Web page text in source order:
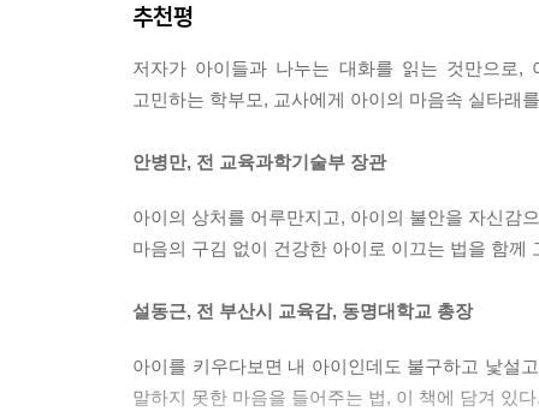
어른들 중에는 자존심을 중요시해 목숨보다 더
우가 많다. 아직 인격이 완전하게 형성되지 않은
혜나는 자신의 치부를 아무렇지 않게 친구들 앞
하고 날카로운 시기의 아이들에게 자존심은 한번
년간 특수교사와 심리상담가 등으로 일해온 저
상담실에서 만난 아픈 십대와 부모 이야기
아무도 자기 마음을 몰라준다는 생각에 자해를
있는 아이들이 아니었다. 우리 주변 어디서나 흔
책은 저자가 이 아이들을 상담하며 그들이 숨을
상담실에서 나누는 대화는 그 자체로, 어떻게 아
추천평
저자가 아이들과 나누는 대화를 읽는 것만으로
고민하는 학부모, 교사에게 아이의 마음속 실타래
안병만, 전 교육과학기술부 장관
아이의 상처를 어루만지고, 아이의 불안을 자신감
마음의 구김 없이 건강한 아이로 이끄는 법을 함께
설동근, 전 부산시 교육감, 동명대학교 총장
아이를 키우다보면 내 아이인데도 불구하고 낯설
말하지 못한 마음을 들어주는 법, 이 책에 담겨 있